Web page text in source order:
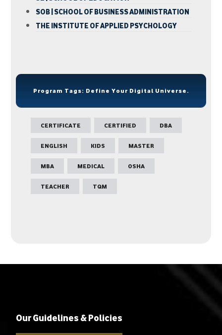
SOB | SCHOOL OF BUSINESS ADMINISTRATION
THE INSTITUTE OF APPLIED PSYCHOLOGY
Program Tags: Define Your Digital Universe.
CERTIFICATE CERTIFIED
DBA
ENGLISH
KIDS
MASTER
MBA
MEDICAL
OSHA
TEACHER
TQM
Our Guidelines & Policies